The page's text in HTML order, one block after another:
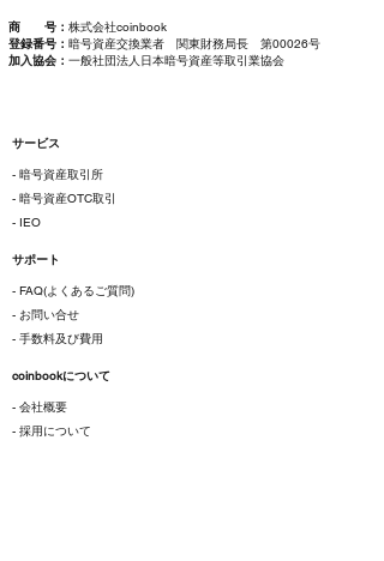
商 号： 株式会社coinbook
登録番号： 暗号資産交換業者 関東財務局長 第00026号
加入協会： 一般社団法人日本暗号資産等取引業協会
サービス
- 暗号資産取引所
- 暗号資産OTC取引
- IEO
サポート
- FAQ(よくあるご質問)
- お問い合せ
- 手数料及び費用
coinbookについて
- 会社概要
- 採用について